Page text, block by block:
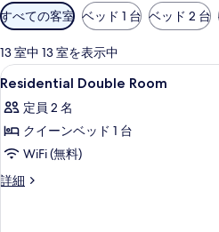
利
用
可
能
な
客
室
の
り
すべての客室 ベッド 1 台 ベッド 2 台
13 室中 13 室を表示中
Residential
Double
Room
の
す
べ
15
Residential Double Room
定員 2 名
クイーンベッド 1 台
WiFi (無料)
詳細
Residential